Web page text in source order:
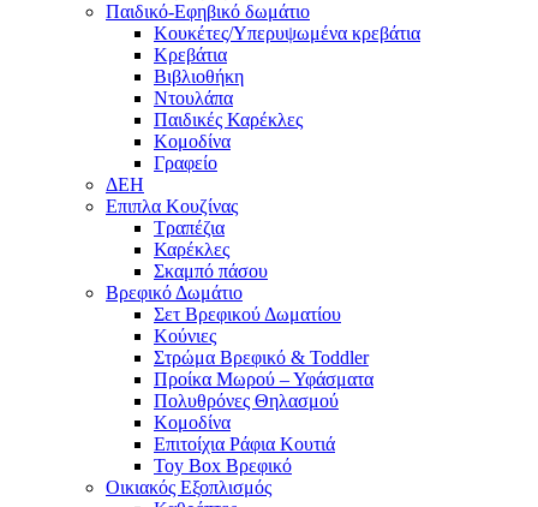
Παιδικό-Εφηβικό δωμάτιο
Κουκέτες/Υπερυψωμένα κρεβάτια
Κρεβάτια
Βιβλιοθήκη
Ντουλάπα
Παιδικές Καρέκλες
Κομοδίνα
Γραφείο
ΔΕΗ
Επιπλα Κουζίνας
Τραπέζια
Καρέκλες
Σκαμπό πάσου
Βρεφικό Δωμάτιο
Σετ Βρεφικού Δωματίου
Κούνιες
Στρώμα Βρεφικό & Toddler
Προίκα Μωρού – Υφάσματα
Πολυθρόνες Θηλασμού
Κομοδίνα
Επιτοίχια Ράφια Κουτιά
Toy Box Βρεφικό
Οικιακός Εξοπλισμός